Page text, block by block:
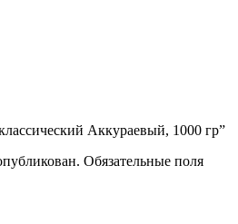
Аккураевый, 1000 гр”
Обязательные поля